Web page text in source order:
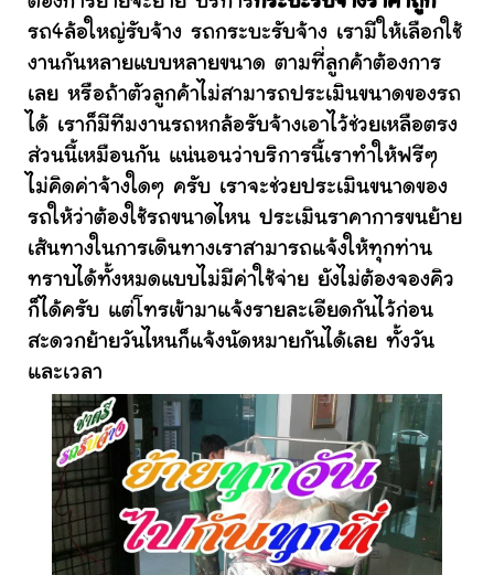
รถ4ล้อใหญ่รับจ้าง รถกระบะรับจ้าง เรามีให้เลือกใช้
งานกันหลายแบบหลายขนาด ตามที่ลูกค้าต้องการ
เลย หรือถ้าตัวลูกค้าไม่สามารถประเมินขนาดของรถ
ได้ เราก็มีทีมงานรถหกล้อรับจ้างเอาไว้ช่วยเหลือตรง
ส่วนนี้เหมือนกัน แน่นอนว่าบริการนี้เราทำให้ฟรีๆ
ไม่คิดค่าจ้างใดๆ ครับ เราจะช่วยประเมินขนาดของ
รถให้ว่าต้องใช้รถขนาดไหน ประเมินราคาการขนย้าย
เส้นทางในการเดินทางเราสามารถแจ้งให้ทุกท่าน
ทราบได้ทั้งหมดแบบไม่มีค่าใช้จ่าย ยังไม่ต้องจองคิว
ก็ได้ครับ แต่โทรเข้ามาแจ้งรายละเอียดกันไว้ก่อน
สะดวกย้ายวันไหนก็แจ้งนัดหมายกันได้เลย ทั้งวัน
และเวลา